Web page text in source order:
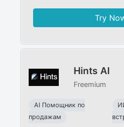
Try
Hints AI
Freemium
AI Помощник по
продажам